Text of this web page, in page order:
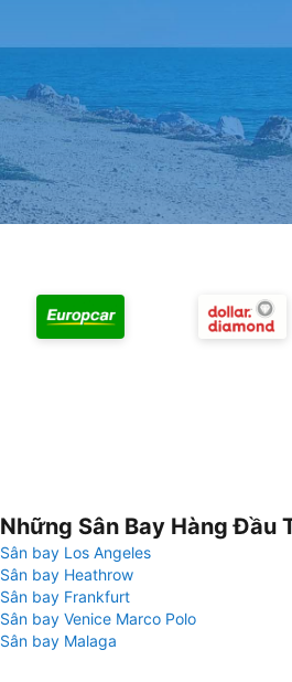
Những Sân Bay Hàng Đầu
Sân bay Los Angeles
Sân bay Heathrow
Sân bay Frankfurt
Sân bay Venice Marco Polo
Sân bay Malaga